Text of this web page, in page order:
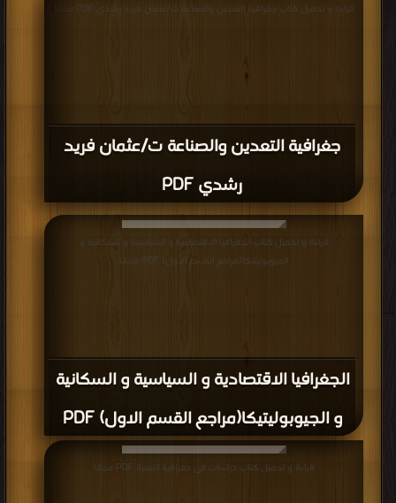
جغرافية التعدين والصناعة ت/عثمان فريد
رشدي PDF
قراءة و تحميل كتاب جغرافية التعدين والصناعة ت/عثمان فريد رشدي PDF مجانا
الجغرافيا الاقتصادية و السياسية و السكانية
و الجيوبوليتيكا(مراجع القسم الاول) PDF
قراءة و تحميل كتاب الجغرافيا الاقتصادية و السياسية و السكانية و
الجيوبوليتيكا(مراجع القسم الاول) PDF مجانا
قراءة و تحميل كتاب دراسات فى جغرافية التنمية PDF مجانا